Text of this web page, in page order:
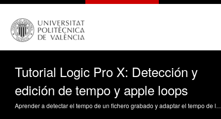
Tutorial Logic Pro X: Detección y
edición de tempo y apple loops
Aprender a detectar el tempo de un fichero grabado y adaptar el tempo de la sesión. Payri Lambert, BG. (2015). Tutorial Logic Pro X: Detección y